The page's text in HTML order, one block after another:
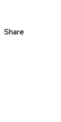
Share